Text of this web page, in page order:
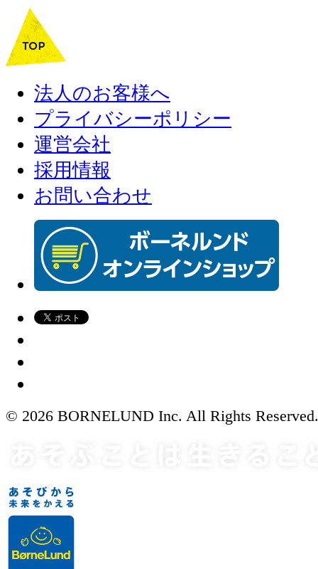
法人のお客様へ
プライバシーポリシー
運営会社
採用情報
お問い合わせ
© 2026 BORNELUND Inc. All Rights Reserved.